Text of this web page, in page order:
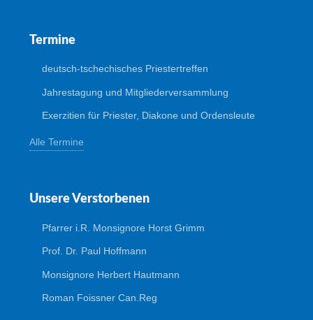
Termine
deutsch-tschechisches Priestertreffen
Jahrestagung und Mitgliederversammlung
Exerzitien für Priester, Diakone und Ordensleute
Alle Termine
Unsere Verstorbenen
Pfarrer i.R. Monsignore Horst Grimm
Prof. Dr. Paul Hoffmann
Monsignore Herbert Hautmann
Roman Foissner Can.Reg